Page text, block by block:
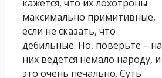
кажется, что их лохотроны
максимально примитивные,
если не сказать, что
дебильные. Но, поверьте – на
них ведется немало народу, и
это очень печально. Суть